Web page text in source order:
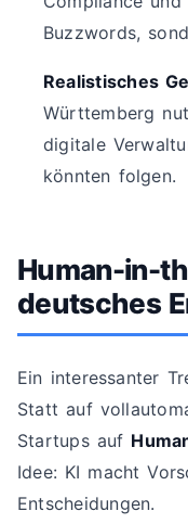
Buzzwords,
Realistisches
Württemberg
digitale
könnten folgen.
Human-in-
deutsches
Ein interessanter
Statt auf
Startups auf
Idee: KI macht
Entscheidungen.